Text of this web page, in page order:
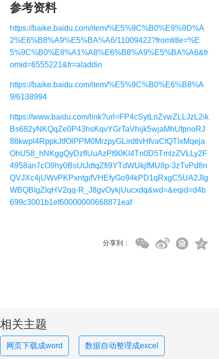
参考资料
https://baike.baidu.com/item/%E5%9C%B0%E9%9D%A
2%E6%B8%A9%E5%BA%A6/11009422?fromtitle=%E
5%9C%B0%E8%A1%A8%E6%B8%A9%E5%BA%A6&fr
omid=6555221&fr=aladdin
https://baike.baidu.com/item/%E5%9C%B0%E6%B8%A
9/6138994
https://www.baidu.com/link?url=FP4cSytLnZvwZLLJzL2ik
Bs682yNKQqZe0P43hsKqvYGrTaVhijk5wjaMhUfpnoRJ
88kwpI4RppkJtfOlPPM0MrzpyGLirdtlvHfvaCtQTlxMqeja
OhU58_hNKggQyDzfIUuAzPt90KI4Tn0D5TmlzZVLLy2F
4958an7cO9hy0BsUtJdtqZfi9YTdWUkjfMU8p-3zTvPd8n
QVJXc4jUWvPKPxntgifVHEfyGo94kPD1qRxgC5UA2JIg
WBQBIgZlqHV2qq-R_J8gvOykjUucxdq&wd=&eqid=d4b
699c3001b1ef60000000668871eaf
分享到：
相关主题
网页下载成word 数据自动整理成excel